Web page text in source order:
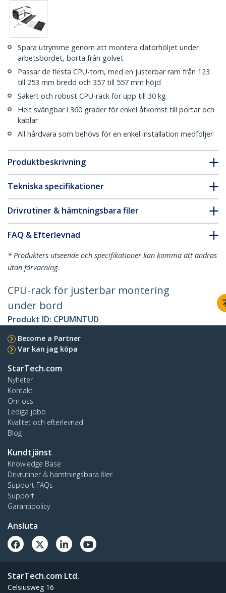
Spara utrymme genom att montera datorhöljet under
arbetsbordet, borta från golvet
Passar de flesta CPU-torn, med en justerbar ram från 123
till 253 mm bredd och 357 till 557 mm höjd
Säkert och robust CPU-rack för upp till 30 kg
Helt svängbar i 360 grader för enkel åtkomst till portar och
kablar
All hårdvara som behövs för en enkel installation medföljer
Produktbeskrivning
Tekniska specifikationer
Drivrutiner & hämtningsbara filer
FAQ & Efterlevnad
* Produkters utseende och specifikationer kan komma att ändras
utan förvarning.
CPU-rack för justerbar montering
under bord
Produkt ID: CPUMNTUD
Become a Partner
Var kan jag köpa
StarTech.com
Nyheter
Kontakt
Om oss
Lediga jobb
Kvalitet och efterlevnad
Blog
Kundtjänst
Knowledge Base
Drivrutiner & hämtningsbara filer
Support FAQs
Support
Garantipolicy
Ansluta
StarTech.com Ltd.
Celsiusweg 16